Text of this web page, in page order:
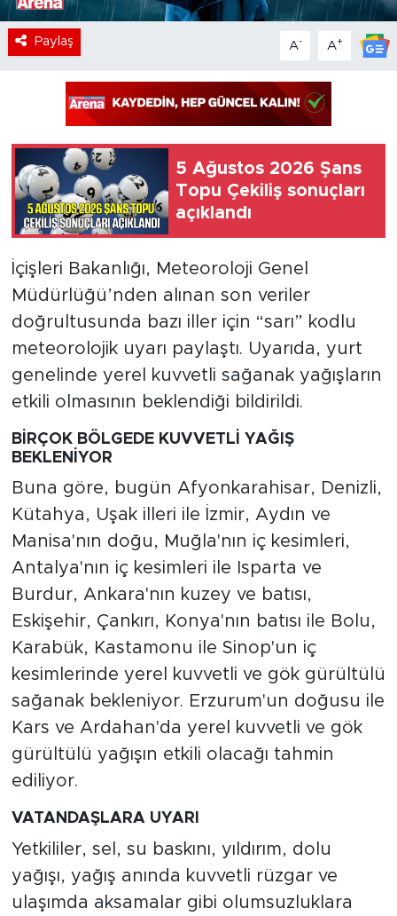
Paylaş A- A+
5 Ağustos 2026 Şans
Topu Çekiliş sonuçları
açıklandı
İçişleri Bakanlığı, Meteoroloji Genel
Müdürlüğü’nden alınan son veriler
doğrultusunda bazı iller için “sarı” kodlu
meteorolojik uyarı paylaştı. Uyarıda, yurt
genelinde yerel kuvvetli sağanak yağışların
etkili olmasının beklendiği bildirildi.
BİRÇOK BÖLGEDE KUVVETLİ YAĞIŞ
BEKLENİYOR
Buna göre, bugün Afyonkarahisar, Denizli,
Kütahya, Uşak illeri ile İzmir, Aydın ve
Manisa'nın doğu, Muğla'nın iç kesimleri,
Antalya'nın iç kesimleri ile Isparta ve
Burdur, Ankara'nın kuzey ve batısı,
Eskişehir, Çankırı, Konya'nın batısı ile Bolu,
Karabük, Kastamonu ile Sinop'un iç
kesimlerinde yerel kuvvetli ve gök gürültülü
sağanak bekleniyor. Erzurum'un doğusu ile
Kars ve Ardahan'da yerel kuvvetli ve gök
gürültülü yağışın etkili olacağı tahmin
ediliyor.
VATANDAŞLARA UYARI
Yetkililer, sel, su baskını, yıldırım, dolu
yağışı, yağış anında kuvvetli rüzgar ve
ulaşımda aksamalar gibi olumsuzluklara